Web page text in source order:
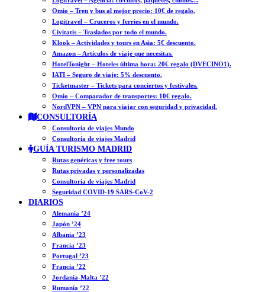
Omio – Tren y bus al mejor precio: 10€ de regalo.
Logitravel – Cruceros y ferries en el mundo.
Civitatis – Traslados por todo el mundo.
Klook – Actividades y tours en Asia: 5€ descuento.
Amazon – Artículos de viaje que necesitas.
HotelTonight – Hoteles última hora: 20€ regalo (DVECINO1).
IATI – Seguro de viaje: 5% descuento.
Ticketmaster – Tickets para conciertos y festivales.
Omio – Comparador de transportes: 10€ regalo.
NordVPN – VPN para viajar con seguridad y privacidad.
CONSULTORÍA
Consultoría de viajes Mundo
Consultoría de viajes Madrid
GUÍA TURISMO MADRID
Rutas genéricas y free tours
Rutas privadas y personalizadas
Consultoría de viajes Madrid
Seguridad COVID-19 SARS-CoV-2
DIARIOS
Alemania ’24
Japón ’24
Albania ’23
Francia ’23
Portugal ’23
Francia ’22
Jordania-Malta ’22
Rumanía ’22